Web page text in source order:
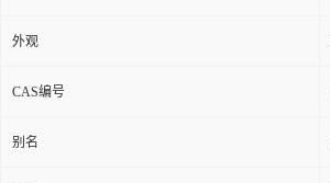
外观
CAS编号
别名